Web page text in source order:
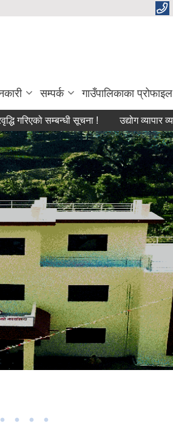
सम्पर्क गाउँपालिकाका प्रोफाइल
सम्बन्धी सूचना ! उद्योग व्यापार व्यवसाय